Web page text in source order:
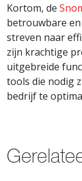
Kortom, de
betrouwbare
streven naar
zijn krachtige
uitgebreide
tools die nodig
bedrijf te